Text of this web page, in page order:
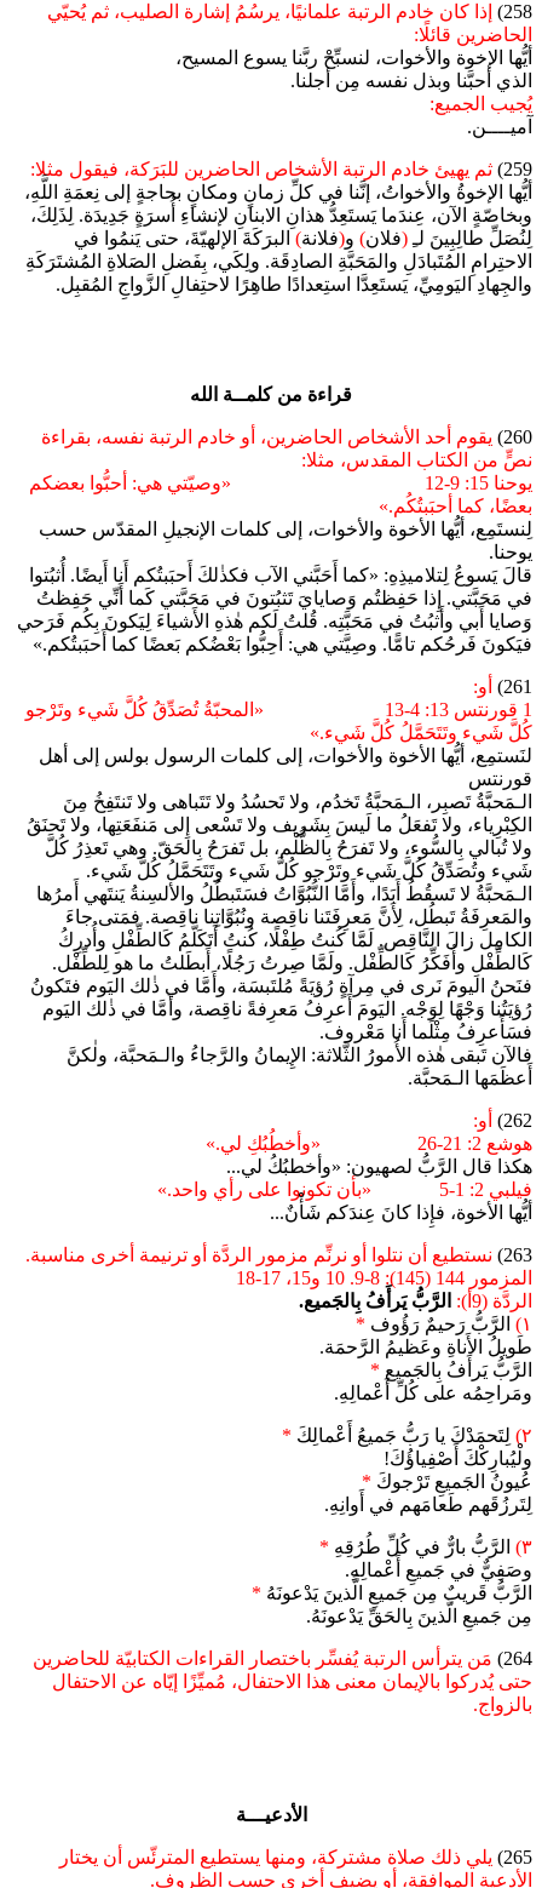
258)
إذا كان خادم الرتبة علمانيًا، يرسُمُ إشارة الصليب، ثم يُحيّي
الحاضرين قائلًا:
أيُّها الإخوة والأخوات، لنسبِّحْ ربَّنا يسوع المسيح،
الذي أحبَّنا وبذل نفسه مِن أجلنا.
يُجيب الجميع:
آميــــن.
259) ثم يهيئ خادم الرتبة الأشخاص الحاضرين للبَرَكة، فيقول مثلا:
أيُّها الإخوةُ والأخواتُ، إنَّنا في كلِّ زمانٍ ومكانٍ بحاجةٍ إلى نِعمَةِ اللَّهِ،
وبخاصّةٍ الآن، عِندَما يَستَعِدُّ هذانِ الابنانِ لإنشاءِ أُسرَةٍ جَدِيدَة. لِذَلِكَ،
لِنُصَلِّ طالِبِينَ لـِ (فلان) و(فلانة) البرَكَةَ الإلهيّةَ، حتى يَنمُوا في
الاحتِرامِ المُتَبادَلِ والمَحَبَّةِ الصادِقَة. ولِكَي، بِفَضلِ الصَلاةِ المُشتَرَكَةِ
والجِهادِ اليَومِيِّ، يَستَعِدَّا استِعدادًا طاهِرًا لاحتِفالِ الزَّواجِ المُقبِل.
قراءة من كلمــة الله
260)
يقوم أحد الأشخاص الحاضرين، أو خادم الرتبة نفسه، بقراءة
نصٍّ من الكتاب المقدس، مثلا:
يوحنا 15: 9-12
«وصيّتي هي: أحبُّوا بعضكم
بعضًا، كما أحبَبتُكُم.»
لِنستَمِع، أيُّها الأخوة والأخوات، إلى كلمات الإنجيلِ المقدّس حسب
يوحنا.
قالَ يَسوعُ لِتلاميذِهِ: «كما أَحَبَّني الآب فكذٰلكَ أَحبَبتُكم أَنا أَيضًا. أُثبُتوا
في مَحَبَّتي. إِذا حَفِظتُم وَصايايَ تَثبُتونَ في مَحَبَّتي كَما أَنِّي حَفِظتُ
وَصايا أَبي وأَثبُتُ في مَحَبَّتِه. قُلتُ لَكم هٰذهِ الأَشياءَ لِيَكونَ بِكُم فَرَحي
فيَكونَ فَرحُكم تامًّا. وصِيَّتي هي: أَحِبُّوا بَعْضُكم بَعضًا كما أَحبَبتُكم.»
261)
أو:
1 قورنتس 13: 4-13
«المحبّةُ تُصَدِّقُ كُلَّ شَيء وتَرْجو
كُلَّ شَيء وتَتَحَمَّلُ كُلَّ شَيء.»
لنَستمِع، أيُّها الأخوة والأخوات، إلى كلمات الرسول بولس إلى أهل
قورنتس
الـمَحبَّةُ تَصبِر، الـمَحبَّةُ تَخدُم، ولا تَحسُدُ ولا تَتَباهى ولا تَنتَفِخُ مِنَ
الكِبْرِياء، ولا تَفعَلُ ما لَيسَ بِشَريف ولا تَسْعى إِلى مَنفَعَتِها، ولا تَحنَقُ
ولا تُبالي بِالسُّوء، ولا تَفرَحُ بِالظُّلْم، بل تَفرَحُ بِالحَقّ. وهي تَعذِرُ كُلَّ
شَيء وتُصَدِّقُ كُلَّ شَيء وتَرْجو كُلَّ شَيء وتَتَحَمَّلُ كُلَّ شَيء.
الـمَحبَّةُ لا تَسقُطُ أَبَدًا، وأَمَّا النُّبُوَّاتُ فسَتَبطُلُ والألسِنةُ يَنتَهي أَمرُها
والمَعرِفَةُ تَبطُل، لِأَنَّ مَعرِفَتَنا ناقِصة ونُبُوَّاتِنا ناقِصة. فمَتى جاءَ
الكامِل زالَ النَّاقِص. لَمَّا كُنتُ طِفْلًا، كُنتُ أَتَكَلَّمُ كَالطِّفْلِ وأُدرِكُ
كَالطِّفْلِ وأُفَكِّرُ كَالطِّفْل. ولَمَّا صِرتُ رَجُلًا، أَبطَلتُ ما هو لِلطِّفْل.
فنَحنُ اليومَ نَرى في مِرآةٍ رُؤيَةً مُلتَبسَة، وأَمَّا في ذٰلك اليَوم فتَكونُ
رُؤيَتُنا وَجْهًا لِوَجْه. اليَومَ أَعرِفُ مَعرِفةً ناقِصة، وأَمَّا في ذٰلك اليَوم
فسَأَعرِفُ مِثْلَما أَنا مَعْروف.
فالآن تَبقى هٰذه الأُمورُ الثَّلاثة: الإِيمانُ والرَّجاءُ والـمَحبَّة، ولٰكنَّ
أَعظَمَها الـمَحبَّة.
262)
أو:
هوشع 2: 21-26 «وأخطُبُكِ لي.»
هكذا قال الرَّبُّ لصهيون: «وأخطبُكُ لي...
فيلبي 2: 1-5 «بأن تكونوا على رأي واحد.»
أيُّها الأخوة، فإِذا كانَ عِندَكم شَأْنٌ...
263)
نستطيع أن نتلوا أو نرنِّم مزمور الردَّة أو ترنيمة أخرى مناسبة.
المزمور 144 (145): 8-9. 10 و15، 17-18
الردَّة (9أ):
الرَّبُّ يَرأَفُ بِالجَميع.
١)
الرَّبُّ رَحيمٌ رَؤُوف *
طَويلُ الأَناةِ وعَظيمُ الرَّحمَة.
الرَّبُّ يَرأَفُ بِالجَميع *
ومَراحِمُه على كُلِّ أَعْمالِهِ.
٢) لِتَحمَدْكَ يا رَبُّ جَميعُ أَعْمالِكَ *
ولْيُبارِكْكَ أَصْفِياؤُكَ!
عُيونُ الجَميعِ تَرْجوكَ *
لِتَرزُقَهم طَعامَهم في أَوانِهِ.
٣) الرَّبُّ بارٌّ في كُلِّ طُرُقِهِ *
وصَفِيٌّ في جَميعِ أَعْمالِهِ.
الرَّبُّ قَريبٌ مِن جَميعِ الَّذينَ يَدْعونَهُ *
مِن جَميعِ الَّذينَ بِالحَقِّ يَدْعونَهُ.
264)
مَن يترأس الرتبة يُفسِّر باختصار القراءات الكتابيّة للحاضرين
حتى يُدركوا بالإيمان معنى هذا الاحتفال، مُميِّزًا إيّاه عن الاحتفال
بالزواج.
الأدعيـــة
265)
يلي ذلك صلاة مشتركة، ومنها يستطيع المترئّس أن يختار
الأدعية الموافقة، أو يضيف أخرى حسب الظروف.